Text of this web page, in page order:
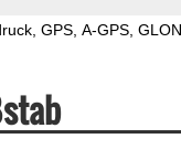
GPS A-GPS